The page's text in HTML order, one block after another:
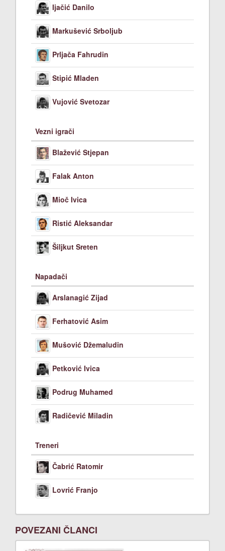
Ijačić Danilo
Markušević Srboljub
Prljača Fahrudin
Stipić Mladen
Vujović Svetozar
Vezni igrači
Blažević Stjepan
Falak Anton
Mioč Ivica
Ristić Aleksandar
Šiljkut Sreten
Napadači
Arslanagić Zijad
Ferhatović Asim
Mušović Džemaludin
Petković Ivica
Podrug Muhamed
Radičević Miladin
Treneri
Čabrić Ratomir
Lovrić Franjo
POVEZANI ČLANCI